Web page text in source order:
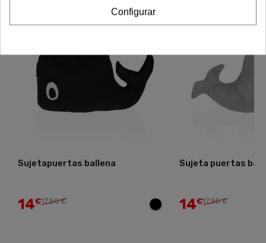
Sujetapuertas ballena
14€17,50 €
Sujeta puertas
14€17,50 €
Configurar